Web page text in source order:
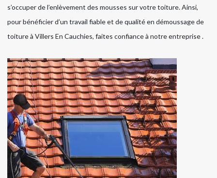
s’occuper de l’enlèvement des mousses sur votre toiture. Ainsi,
pour bénéficier d’un travail fiable et de qualité en démoussage de
toiture à Villers En Cauchies, faites confiance à notre entreprise .